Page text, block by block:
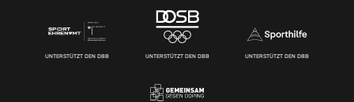
UNTERSTÜTZT DEN DBB UNTERSTÜTZT DEN DBB UNTERSTÜTZT DEN DBB